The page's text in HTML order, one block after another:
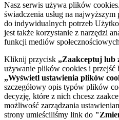
Nasz serwis używa plików
świadczenia usług na
do indywidualnych potrzeb
jest także korzystanie z narzędzi
funkcji mediów
Kliknij przycisk „Zaakceptuj lub
używanie plików cookies i przejść
„Wyświetl ustawienia plików
szczegółowy opis typów plików
decyzję, które z nich chcesz
możliwość zarządzania
strony umieściliśmy link do